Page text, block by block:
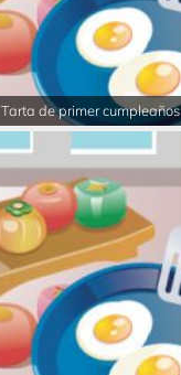
Tarta de primer cumpleaños